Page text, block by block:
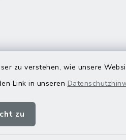
zu verstehen, wie unsere
Link in unseren
zu